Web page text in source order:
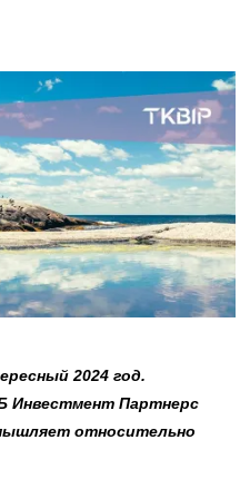
2024 год.
Инвестмент Партнерс
относительно